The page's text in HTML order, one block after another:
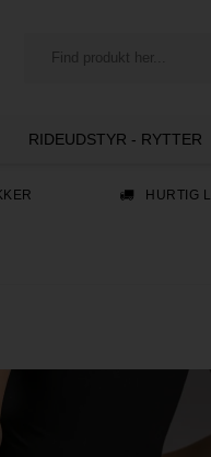
RIDEUDSTYR - RYTTER
HURTIG